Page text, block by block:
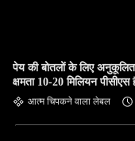
पेय की बोतलों के लिए
क्षमता 10-20 मिलियन पीसीएस
आत्म चिपकने वाला लेबल